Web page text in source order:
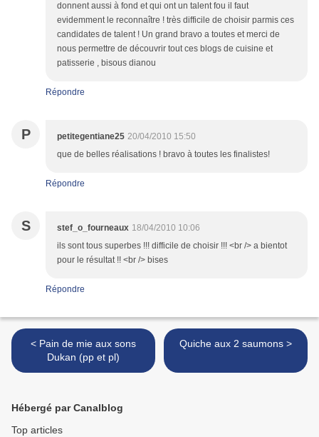
donnent aussi à fond et qui ont un talent fou il faut
evidemment le reconnaître ! très difficile de choisir parmis ces
candidates de talent ! Un grand bravo a toutes et merci de
nous permettre de découvrir tout ces blogs de cuisine et
patisserie , bisous dianou
Répondre
P petitegentiane25 20/04/2010 15:50
que de belles réalisations ! bravo à toutes les finalistes!
Répondre
S stef_o_fourneaux 18/04/2010 10:06
ils sont tous superbes !!! difficile de choisir !!! <br /> a bientot
pour le résultat !! <br /> bises
Répondre
< Pain de mie aux sons
Dukan (pp et pl)
Quiche aux 2 saumons >
Hébergé par Canalblog
Top articles